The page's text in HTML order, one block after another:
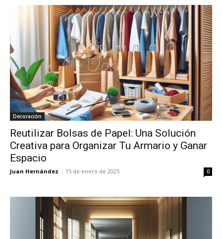
Decoración
Reutilizar Bolsas de Papel: Una Solución
Creativa para Organizar Tu Armario y Ganar
Espacio
Juan Hernández - 15 de enero de 2025 0